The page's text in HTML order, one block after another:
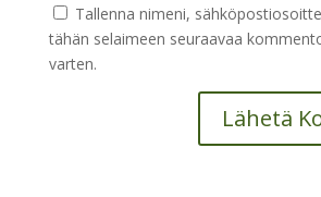
Tallenna nimeni,
tähän selaimeen seuraavaa
varten.